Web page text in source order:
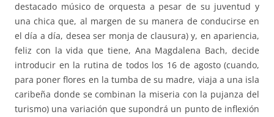
destacado músico de orquesta a pesar de su juventud y
una chica que, al margen de su manera de conducirse en
el día a día, desea ser monja de clausura) y, en apariencia,
feliz con la vida que tiene, Ana Magdalena Bach, decide
introducir en la rutina de todos los 16 de agosto (cuando,
para poner flores en la tumba de su madre, viaja a una isla
caribeña donde se combinan la miseria con la pujanza del
turismo) una variación que supondrá un punto de inflexión